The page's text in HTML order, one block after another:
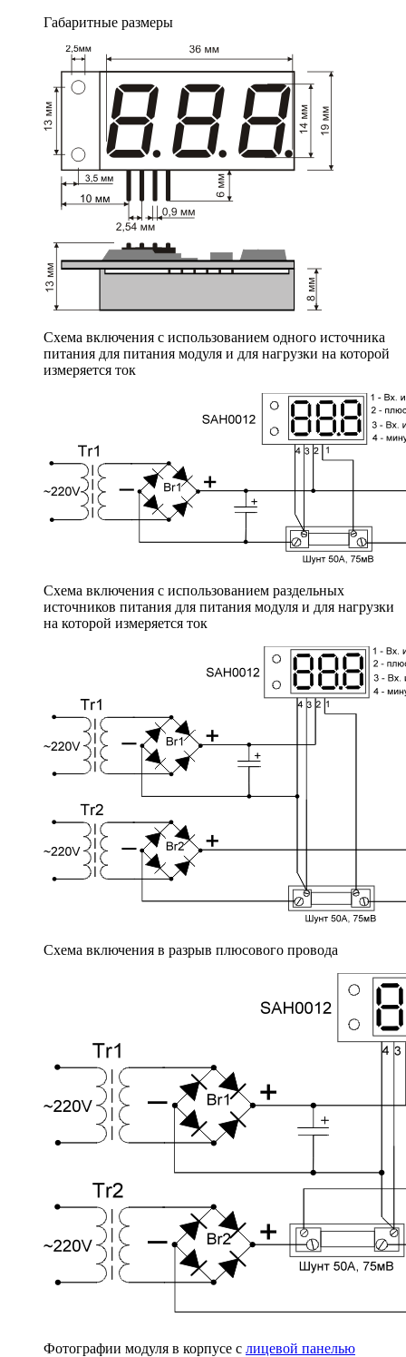
Габаритные размеры
Схема включения с использованием одного источника
питания для питания модуля и для нагрузки на которой
измеряется ток
Схема включения с использованием раздельных
источников питания для питания модуля и для нагрузки
на которой измеряется ток
Схема включения в разрыв плюсового провода
Фотографии модуля в корпусе с лицевой панелью